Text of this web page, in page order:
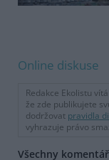
Online diskuse
Redakce Ekolistu
že zde publikujete
dodržovat pravidla
vyhrazuje právo
Všechny